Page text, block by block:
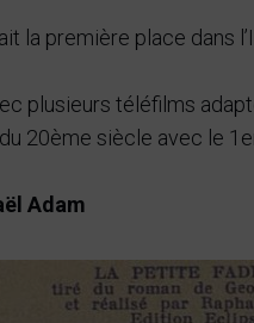
la première place dans
plusieurs téléfilms
20ème siècle avec le
Adam